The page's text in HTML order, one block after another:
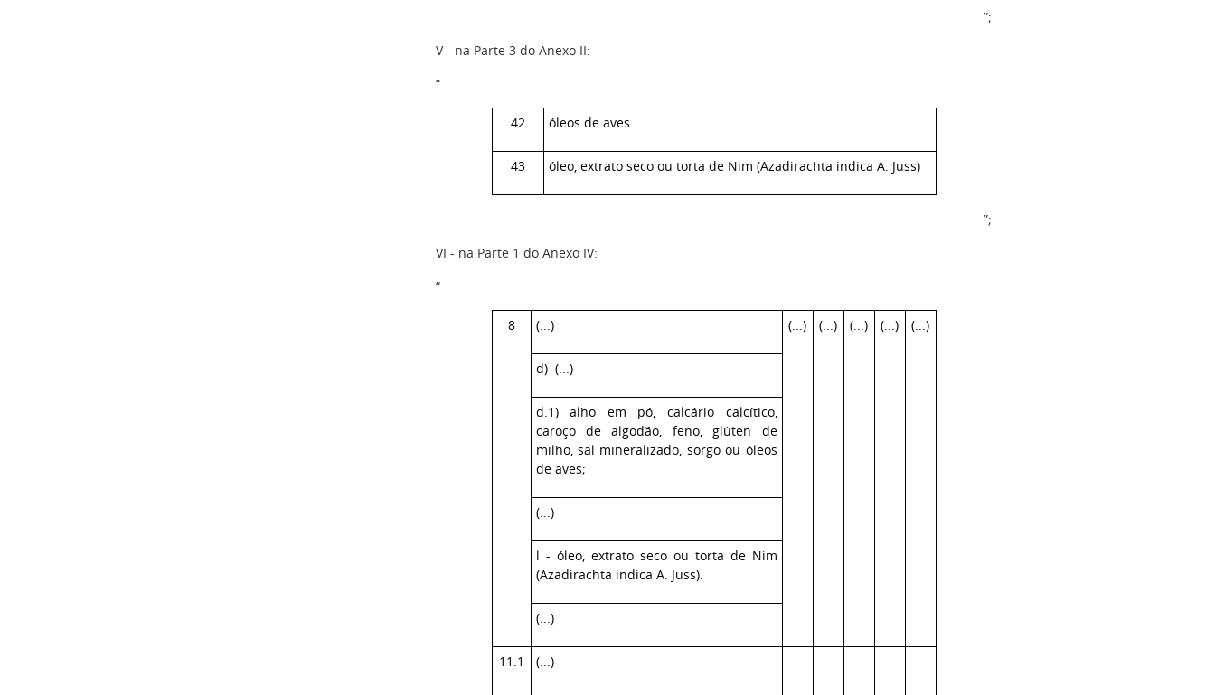
”;
V - na Parte 3 do Anexo II:
“
42 óleos de aves
43 óleo, extrato seco ou torta de Nim (Azadirachta indica A. Juss)
”;
VI - na Parte 1 do Anexo IV:
“
8 (...) (...) (...) (...) (...) (...)
d) (...)
d.1) alho em pó, calcário calcítico,
caroço de algodão, feno, glúten de
milho, sal mineralizado, sorgo ou óleos
de aves;
(...)
l - óleo, extrato seco ou torta de Nim
(Azadirachta indica A. Juss).
(...)
11.1 (...)